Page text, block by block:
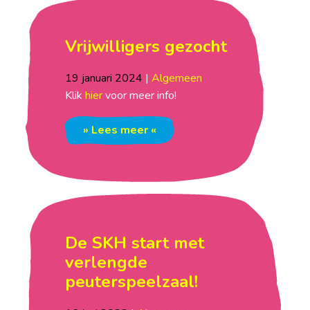
Vrijwilligers gezocht
19 januari 2024 | Algemeen
Klik hiervoor meer info!
» Lees meer «
De SKH start met
verlengde
peuterspeelzaal!